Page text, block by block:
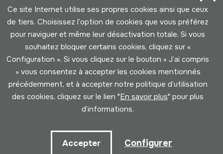
Développé par Lotura
Ce site Internet utilise ses propres cookies ainsi que ceux
de tiers. Choisissez l’option de cookies que vous préférez
pour naviguer et même leur désactivation totale. Si vous
souhaitez bloquer certains cookies, cliquez sur «
Configuration ». Si vous cliquez sur le bouton « J’ai compris
» vous consentez à accepter les cookies mentionnés
précédemment, et à accepter notre politique d’utilisation
des cookies, cliquez sur le lien "En savoir plus" pour plus
d’informations.
Accepter Configurer